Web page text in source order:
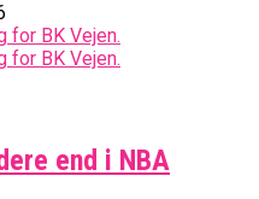
end i NBA